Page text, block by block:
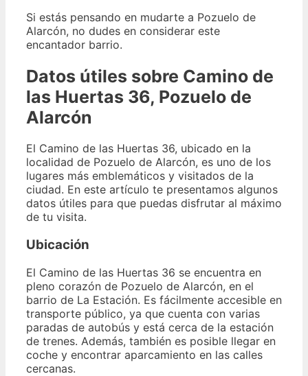
Si estás pensando en mudarte a Pozuelo de
Alarcón, no dudes en considerar este
encantador barrio.
Datos útiles sobre Camino de
las Huertas 36, Pozuelo de
Alarcón
El Camino de las Huertas 36, ubicado en la
localidad de Pozuelo de Alarcón, es uno de los
lugares más emblemáticos y visitados de la
ciudad. En este artículo te presentamos algunos
datos útiles para que puedas disfrutar al máximo
de tu visita.
Ubicación
El Camino de las Huertas 36 se encuentra en
pleno corazón de Pozuelo de Alarcón, en el
barrio de La Estación. Es fácilmente accesible en
transporte público, ya que cuenta con varias
paradas de autobús y está cerca de la estación
de trenes. Además, también es posible llegar en
coche y encontrar aparcamiento en las calles
cercanas.